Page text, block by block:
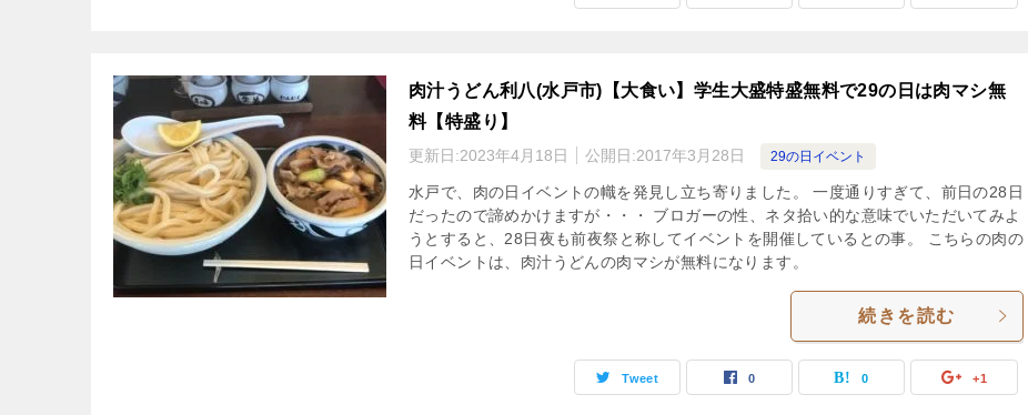
肉汁うどん利八(水戸市)【大食い】学生大盛特盛無料で29の日は肉マシ無
料【特盛り】
更新日:2023年4月18日 公開日:2017年3月28日 29の日イベント
水戸で、肉の日イベントの幟を発見し立ち寄りました。 一度通りすぎて、前日の28日
だったので諦めかけますが・・・ ブロガーの性、ネタ拾い的な意味でいただいてみよ
うとすると、28日夜も前夜祭と称してイベントを開催しているとの事。 こちらの肉の
日イベントは、肉汁うどんの肉マシが無料になります。
続きを読む
Tweet 0 0 +1